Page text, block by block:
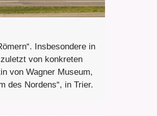
Insbesondere in
von konkreten
von Wagner Museum,
des Nordens“, in Trier.